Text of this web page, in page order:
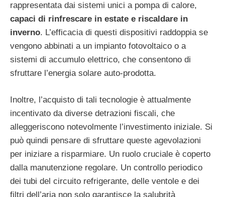
rappresentata dai sistemi unici a pompa di calore,
capaci di rinfrescare in estate e riscaldare in
inverno. L’efficacia di questi dispositivi raddoppia se
vengono abbinati a un impianto fotovoltaico o a
sistemi di accumulo elettrico, che consentono di
sfruttare l’energia solare auto-prodotta.
Inoltre, l’acquisto di tali tecnologie è attualmente
incentivato da diverse detrazioni fiscali, che
alleggeriscono notevolmente l’investimento iniziale. Si
può quindi pensare di sfruttare queste agevolazioni
per iniziare a risparmiare. Un ruolo cruciale è coperto
dalla manutenzione regolare. Un controllo periodico
dei tubi del circuito refrigerante, delle ventole e dei
filtri dell’aria non solo garantisce la salubrità